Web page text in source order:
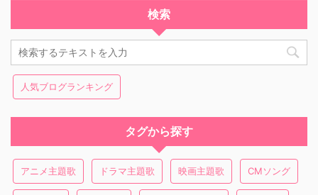
検索
人気ブログランキング
タグから探す
アニメ主題歌 ドラマ主題歌 映画主題歌 CMソング